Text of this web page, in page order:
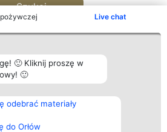
Live chat
🙂 Kliknij proszę w
🙂
odebrać materiały
do Orłów
Szukaj
Plebiscyt
Laureaci
wszystkich
Kontakt
Kontakt